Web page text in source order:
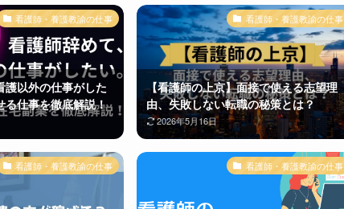
看護師・養護教諭の仕事
護以外の仕事がした
る仕事を徹底解説！
看護師・養護教諭の仕事
【看護師の上京】面接で使える志望理
由、失敗しない転職の秘策とは？
2026年5月16日
看護師・養護教諭の仕事 看護師・養護教諭の仕事